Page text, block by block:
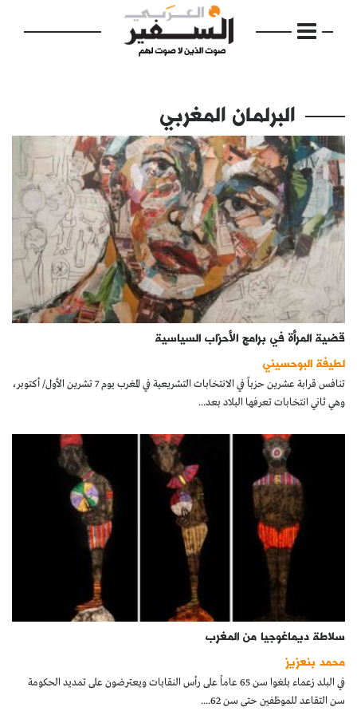
الرئيسية
مواضيع
إفتتاحية
فكرة
دفاتر
بالصورة
كتّابنا
الأرشيف
البرلمان المغربي
قضية المرأة في برامج الأحزاب السياسية
لطيفة البوحسيني
تنافس قرابة عشرين حزباً في الانتخابات التشريعية في المغرب يوم 7 تشرين الأول/ أكتوبر،
وهي ثاني انتخابات تعرفها البلاد بعد...
سلاطة ديماغوجيا من المغرب
محمد بنعزيز
في البلد زعماء بلغوا سن 65 عاماً على رأس النقابات ويعترضون على تمديد الحكومة
سن التقاعد للموظفين حتى سن 62....